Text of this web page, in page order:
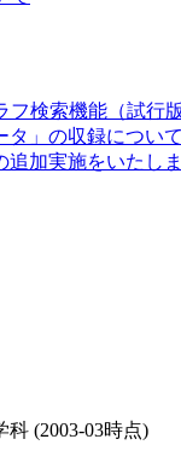
フ検索機能（試行
タ」の収録について
追加実施をいたし
科 (2003-03時点)